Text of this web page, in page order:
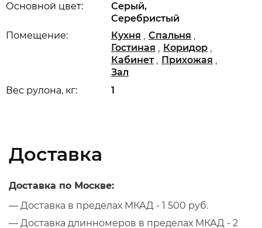
Вес рулона, кг: 1
Основной цвет:
Серый,
Серебристый
Помещение: Кухня , Спальня ,
Гостиная , Коридор ,
Кабинет , Прихожая ,
Зал
Доставка
Доставка по Москве:
— Доставка в пределах МКАД - 1 500 руб.
— Доставка длинномеров в пределах МКАД - 2